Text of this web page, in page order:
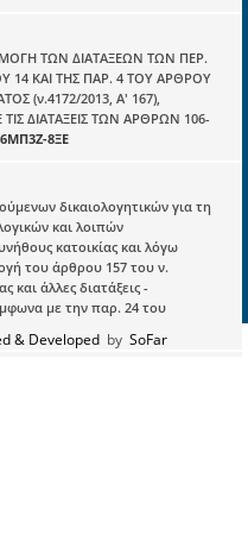
ΤΩΝ ΔΙΑΤΑΞΕΩΝ ΤΩΝ ΠΕΡ.
14 ΚΑΙ ΤΗΣ ΠΑΡ. 4 ΤΟΥ ΑΡΘΡΟΥ
(ν.4172/2013, Α' 167),
ΔΙΑΤΑΞΕΙΣ ΤΩΝ ΑΡΘΡΩΝ 106-
8ΞΕ
δικαιολογητικών για τη
και λοιπών
κατοικίας και λόγω
του άρθρου 157 του ν.
και άλλες διατάξεις -
με την παρ. 24 του
& Developed by SoFar